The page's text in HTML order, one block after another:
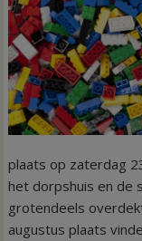
plaats op zaterdag
het dorpshuis en de
grotendeels
augustus plaats